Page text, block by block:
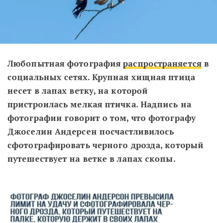
Любопытная фотографияраспространяетсяв
социальных сетях. Крупная хищная птица
несет в лапах ветку, на которой
пристроилась мелкая птичка. Надпись на
фотографии говорит о том, что фотографу
Джоселин Андерсен посчастливилось
сфотографировать черного дрозда, который
путешествует на ветке в лапах скопы.